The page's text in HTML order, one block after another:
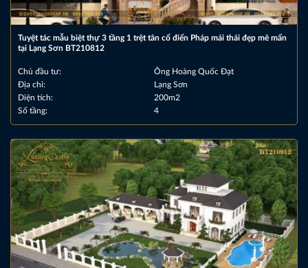
Tuyệt tác mẫu biệt thự 3 tầng 1 trệt tân cổ điển Pháp mái thái đẹp mê mẩn
tại Lạng Sơn BT210812
Chủ đầu tư:
Ông Hoàng Quốc Đạt
Địa chỉ:
Lạng Sơn
Diện tích:
200m2
Số tầng:
4